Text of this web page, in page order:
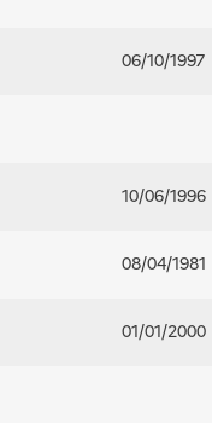
06/10/1997
10/06/1996
08/04/1981
01/01/2000